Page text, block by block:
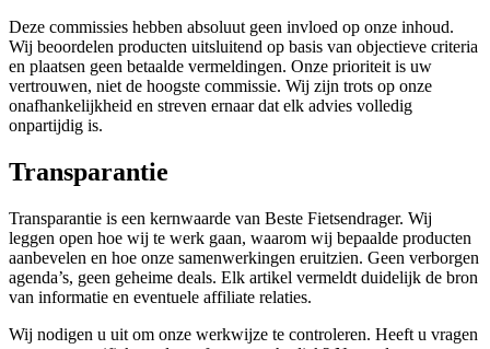
Deze commissies hebben absoluut geen invloed op onze inhoud.
Wij beoordelen producten uitsluitend op basis van objectieve criteria
en plaatsen geen betaalde vermeldingen. Onze prioriteit is uw
vertrouwen, niet de hoogste commissie. Wij zijn trots op onze
onafhankelijkheid en streven ernaar dat elk advies volledig
onpartijdig is.
Transparantie
Transparantie is een kernwaarde van Beste Fietsendrager. Wij
leggen open hoe wij te werk gaan, waarom wij bepaalde producten
aanbevelen en hoe onze samenwerkingen eruitzien. Geen verborgen
agenda’s, geen geheime deals. Elk artikel vermeldt duidelijk de bron
van informatie en eventuele affiliate relaties.
Wij nodigen u uit om onze werkwijze te controleren. Heeft u vragen